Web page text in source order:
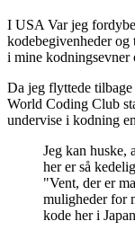
I USA Var jeg
kodebegivenheder
i mine kodningsevner
Da jeg flyttede tilbage
World Coding Club
undervise i kodning
Jeg kan huske,
her er så
"Vent, der er
muligheder for
kode her i